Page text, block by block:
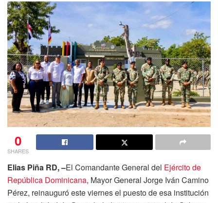
0
SHARES
Elias Piña RD, –El Comandante General del Ejército de
República Dominicana, Mayor General Jorge Iván Camino
Pérez, reinauguró este viernes el puesto de esa institución